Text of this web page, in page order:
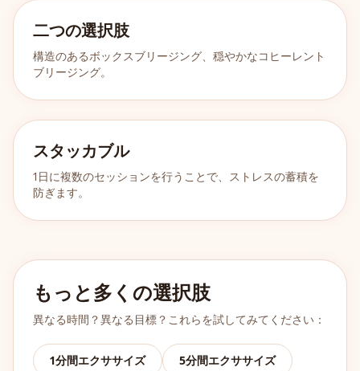
二つの選択肢
構造のあるボックスブリージング、穏やかなコヒーレント
ブリージング。
スタッカブル
1日に複数のセッションを行うことで、ストレスの蓄積を
防ぎます。
もっと多くの選択肢
異なる時間？異なる目標？これらを試してみてください：
1分間エクササイズ 5分間エクササイズ